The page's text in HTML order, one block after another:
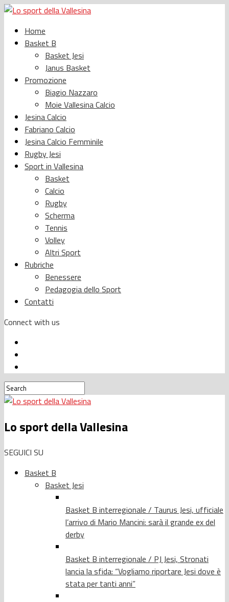
Home
Basket B
Basket Jesi
Janus Basket
Promozione
Biagio Nazzaro
Moie Vallesina Calcio
Jesina Calcio
Fabriano Calcio
Jesina Calcio Femminile
Rugby Jesi
Sport in Vallesina
Basket
Calcio
Rugby
Scherma
Tennis
Volley
Altri Sport
Rubriche
Benessere
Pedagogia dello Sport
Contatti
Connect with us
Lo sport della Vallesina
SEGUICI SU
Basket B
Basket Jesi
Basket B interregionale / Taurus Jesi, ufficiale
l’arrivo di Mario Mancini: sarà il grande ex del
derby
Basket B interregionale / PJ Jesi, Stronati
lancia la sfida: “Vogliamo riportare Jesi dove è
stata per tanti anni”